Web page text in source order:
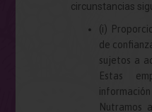
circunstancias
(i)
de
sujetos a
Estas
Nutramos